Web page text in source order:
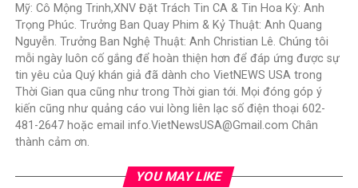
Mỹ: Cô Mộng Trinh,XNV Đặt Trách Tin CA & Tin Hoa Kỳ: Anh
Trọng Phúc. Trưởng Ban Quay Phim & Kỷ Thuật: Anh Quang
Nguyễn. Trưởng Ban Nghệ Thuật: Anh Christian Lê. Chúng tôi
mỗi ngày luôn cố gắng để hoàn thiện hơn để đáp ứng được sự
tin yêu của Quý khán giả đã dành cho VietNEWS USA trong
Thời Gian qua cũng như trong Thời gian tới. Mọi đóng góp ý
kiến cũng như quảng cáo vui lòng liên lạc số điện thoại 602-
481-2647 hoặc email info.VietNewsUSA@Gmail.com Chân
thành cảm ơn.
YOU MAY LIKE